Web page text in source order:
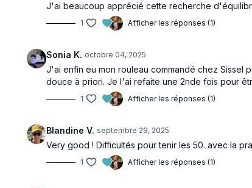
J'ai beaucoup apprécié cette recherche
1 Afficher les réponses (1)
Sonia K. octobre 04, 2025
J'ai enfin eu mon rouleau commandé chez Sissel
douce à priori. Je l'ai refaite une 2nde fois pour
1 Afficher les réponses (1)
Blandine V. septembre 29, 2025
Very good ! Difficultés pour tenir les 50. avec la
1 Afficher les réponses (1)